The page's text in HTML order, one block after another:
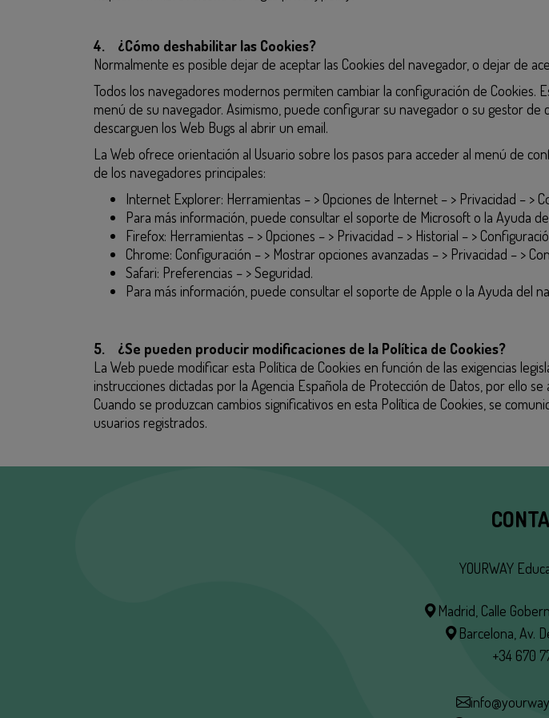
4. ¿Cómo deshabilitar las Cookies?
Normalmente es posible dejar de aceptar las Cookies del navegador, o dejar de
Todos los navegadores modernos permiten cambiar la configuración de Cookies.
menú de su navegador. Asimismo, puede configurar su navegador o su gestor
descarguen los Web Bugs al abrir un email.
La Web ofrece orientación al Usuario sobre los pasos para acceder al menú de
de los navegadores principales:
Internet Explorer: Herramientas – > Opciones de Internet – > Privacidad – >
Para más información, puede consultar el soporte de Microsoft o la Ayuda
Firefox: Herramientas – > Opciones – > Privacidad – > Historial – >
Chrome: Configuración – > Mostrar opciones avanzadas – > Privacidad – >
Safari: Preferencias – > Seguridad.
Para más información, puede consultar el soporte de Apple o la Ayuda del
5. ¿Se pueden producir modificaciones de la Política de Cookies?
La Web puede modificar esta Política de Cookies en función de las exigencias
instrucciones dictadas por la Agencia Española de Protección de Datos, por ello
Cuando se produzcan cambios significativos en esta Política de Cookies, se
usuarios registrados.
YOURWAY
Madrid, Calle
Barcelona, Av.
+34 670